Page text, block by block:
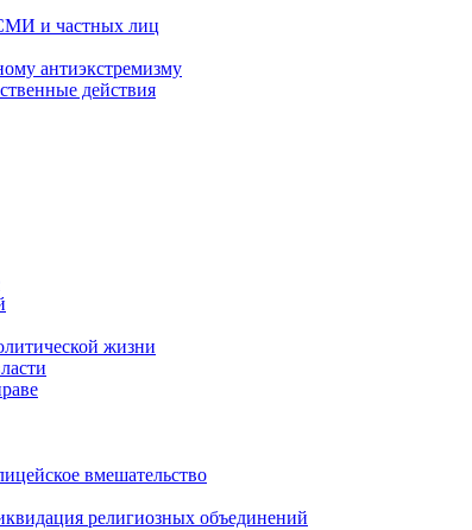
и частных лиц
антиэкстремизму
действия
жизни
вмешательство
религиозных объединений